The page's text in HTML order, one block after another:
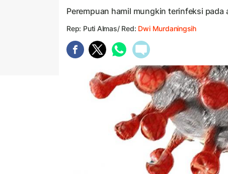
Perempuan hamil mungkin terinfeksi
Rep: Puti Almas/ Red: Dwi Murdaningsih